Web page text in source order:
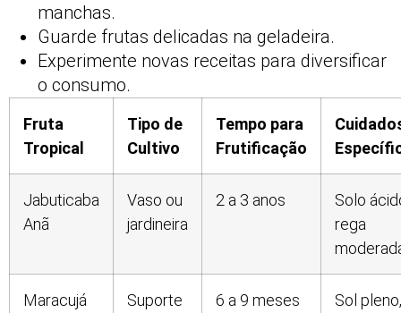
manchas.
Guarde frutas delicadas na geladeira.
Experimente novas receitas para diversificar
o consumo.
Fruta
Tropical
Tipo de
Cultivo
Tempo para
Frutificação
Jabuticaba
Anã
Vaso ou
jardineira
2 a 3 anos
Solo
rega
Maracujá
Suporte
6 a 9 meses
Sol pleno,